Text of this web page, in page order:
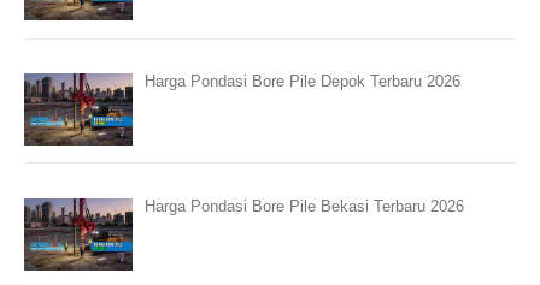
Harga Pondasi Bore Pile Depok Terbaru 2026
Harga Pondasi Bore Pile Bekasi Terbaru 2026